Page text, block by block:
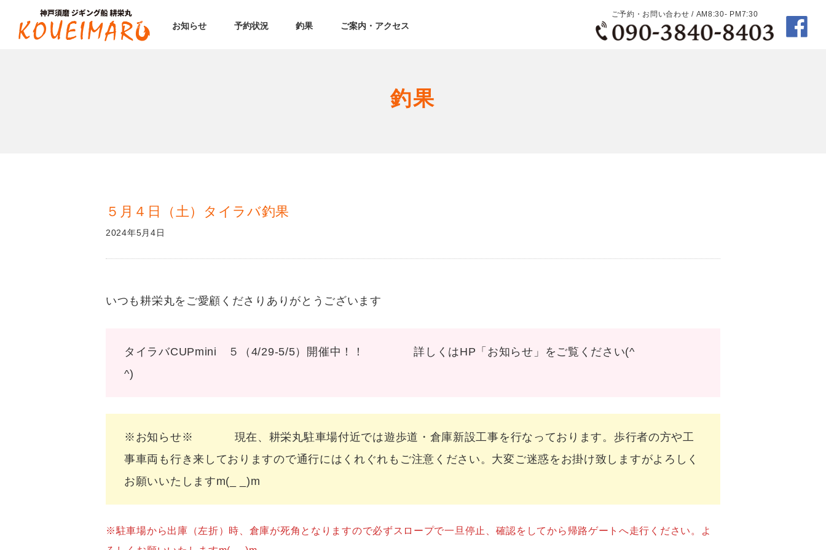
お知らせ 予約状況 釣果 ご案内・アクセス
ご予約・お問い合わせ / AM8:30- PM7:30
釣果
５月４日（土）タイラバ釣果
2024年5月4日
いつも耕栄丸をご愛顧くださりありがとうございます
タイラバCUPmini ５（4/29-5/5）開催中！！ 詳しくはHP「お知らせ」をご覧ください(^
^)
※お知らせ※ 現在、耕栄丸駐車場付近では遊歩道・倉庫新設工事を行なっております。歩行者の方や工
事車両も行き来しておりますので通行にはくれぐれもご注意ください。大変ご迷惑をお掛け致しますがよろしく
お願いいたしますm(_ _)m
※駐車場から出庫（左折）時、倉庫が死角となりますので必ずスロープで一旦停止、確認をしてから帰路ゲートへ走行ください。よ